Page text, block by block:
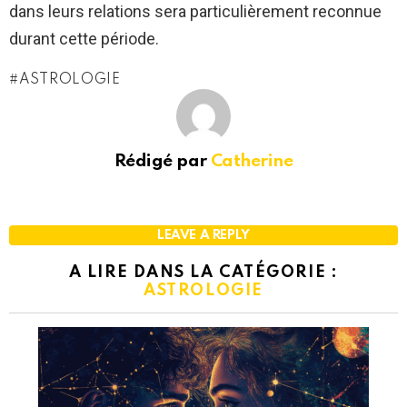
dans leurs relations sera particulièrement reconnue
durant cette période.
ASTROLOGIE
Rédigé par Catherine
LEAVE A REPLY
A LIRE DANS LA CATÉGORIE :
ASTROLOGIE